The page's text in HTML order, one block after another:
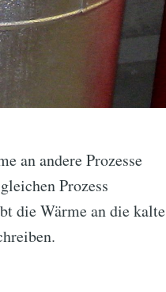
an andere Prozesse
Prozess
die Wärme an die kalte